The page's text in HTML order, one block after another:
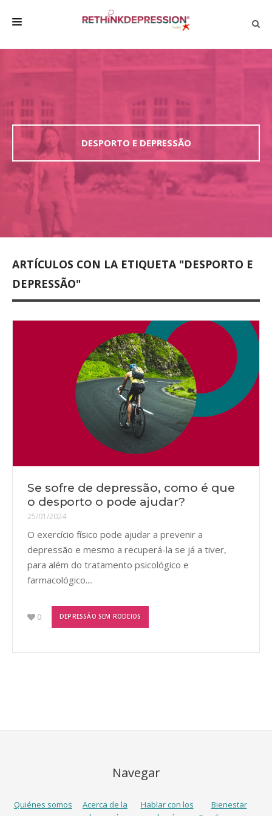
HABLAR CON LOS DEMÁS
BIENESTAR
FAMILIA Y AMIGOS
EMPRESA
DEPRESSÃO SEM RODEIOS
DESPORTO E DEPRESSÃO
ARTÍCULOS CON LA ETIQUETA "DESPORTO E
DEPRESSÃO"
Se sofre de depressão, como é que
o desporto o pode ajudar?
25/01/2024
O exercício físico pode ajudar a prevenir a
depressão e mesmo a recuperá-la se já a tiver,
para além do tratamento psicológico e
farmacológico....
0 DEPRESSÃO SEM RODEIOS
Navegar
Quiénes somos
Acerca de la
Hablar con los
Bienestar